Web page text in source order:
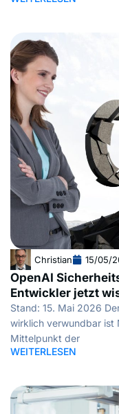
Christian 15/05/
OpenAI
Entwickler jetzt
Stand: 15. Mai 2026
wirklich verwundbar ist
Mittelpunkt der
WEITERLESEN